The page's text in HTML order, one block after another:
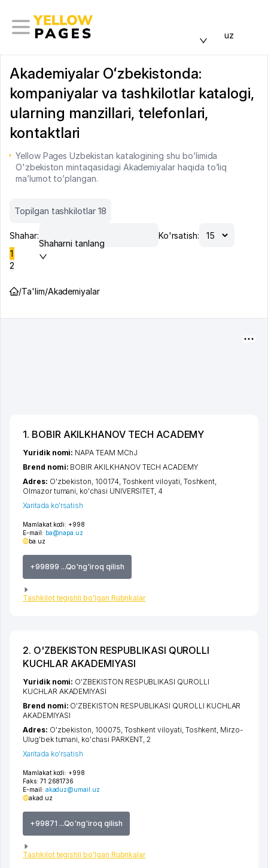
uz
Akademiyalar Oʻzbekistonda:
kompaniyalar va tashkilotlar katalogi,
ularning manzillari, telefonlari,
kontaktlari
Yellow Pages Uzbekistan katalogining shu bo’limida
O'zbekiston mintaqasidagi Akademiyalar haqida to’liq
ma’lumot to’plangan.
Topilgan tashkilotlar 18
Shahar:
Shaharni tanlang
Ko'rsatish:
1
2
/Ta'lim/Akademiyalar
1. BOBIR AKILKHANOV TECH ACADEMY
Mamlakat kodi: +998
E-mail: ba@napa.uz
ba.uz
+99899 ...Qo'ng'iroq qilish
Tashkilot tegishli bo'lgan Rubrikalar
Yuridik nomi: NAPA TEAM MChJ
Brend nomi: BOBIR AKILKHANOV TECH ACADEMY
Adres: O'zbekiston, 100174, Toshkent viloyati, Toshkent,
Olmazor tumani, ko'chasi UNIVERSITET, 4
Xaritada ko'rsatish
2. O'ZBEKISTON RESPUBLIKASI QUROLLI
KUCHLAR AKADEMIYASI
Mamlakat kodi: +998
Faks: 71 2681736
E-mail: akaduz@umail.uz
akad.uz
+99871 ...Qo'ng'iroq qilish
Tashkilot tegishli bo'lgan Rubrikalar
Yuridik nomi: O'ZBEKISTON RESPUBLIKASI QUROLLI
KUCHLAR AKADEMIYASI
Brend nomi: O'ZBEKISTON RESPUBLIKASI QUROLLI KUCHLAR
AKADEMIYASI
Adres: O'zbekiston, 100075, Toshkent viloyati, Toshkent, Mirzo-
Ulug'bek tumani, ko'chasi PARKENT, 2
Xaritada ko'rsatish